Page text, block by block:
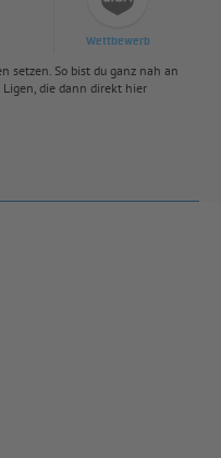
Wettbewerb
setzen. So bist du ganz nah an
die dann direkt hier